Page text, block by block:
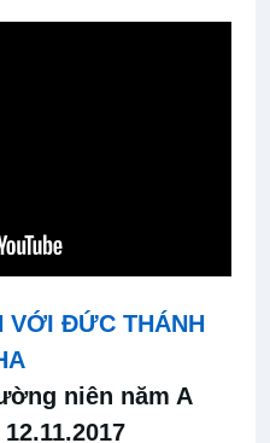
VỚI ĐỨC THÁNH
niên năm A
12.11.2017